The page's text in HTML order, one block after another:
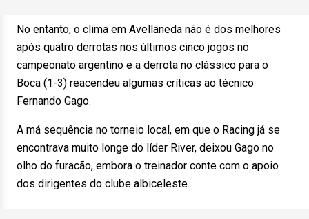
No entanto, o clima em Avellaneda não é dos melhores
após quatro derrotas nos últimos cinco jogos no
campeonato argentino e a derrota no clássico para o
Boca (1-3) reacendeu algumas críticas ao técnico
Fernando Gago.
A má sequência no torneio local, em que o Racing já se
encontrava muito longe do líder River, deixou Gago no
olho do furacão, embora o treinador conte com o apoio
dos dirigentes do clube albiceleste.